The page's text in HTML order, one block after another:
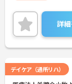
詳
デイケア（通所リハ）